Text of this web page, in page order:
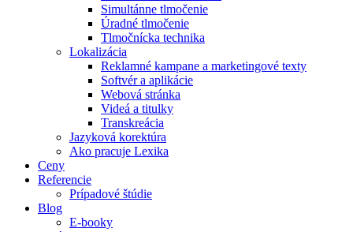
Simultánne tlmočenie
Úradné tlmočenie
Tlmočnícka technika
Lokalizácia
Reklamné kampane a marketingové texty
Softvér a aplikácie
Webová stránka
Videá a titulky
Transkreácia
Jazyková korektúra
Ako pracuje Lexika
Ceny
Referencie
Prípadové štúdie
Blog
E-booky